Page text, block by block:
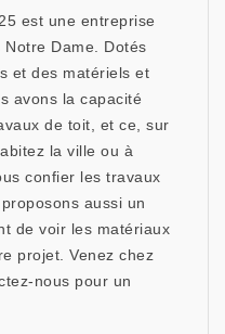
est une entreprise
Dame. Dotés
et des matériels et
avons la capacité
de toit, et ce, sur
la ville ou à
confier les travaux
aussi un
de voir les matériaux
projet. Venez chez
nous pour un